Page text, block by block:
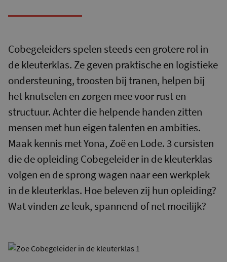
Cobegeleiders spelen steeds een grotere rol in
de kleuterklas. Ze geven praktische en logistieke
ondersteuning, troosten bij tranen, helpen bij
het knutselen en zorgen mee voor rust en
structuur. Achter die helpende handen zitten
mensen met hun eigen talenten en ambities.
Maak kennis met Yona, Zoë en Lode. 3 cursisten
die de opleiding Cobegeleider in de kleuterklas
volgen en de sprong wagen naar een werkplek
in de kleuterklas. Hoe beleven zij hun opleiding?
Wat vinden ze leuk, spannend of net moeilijk?